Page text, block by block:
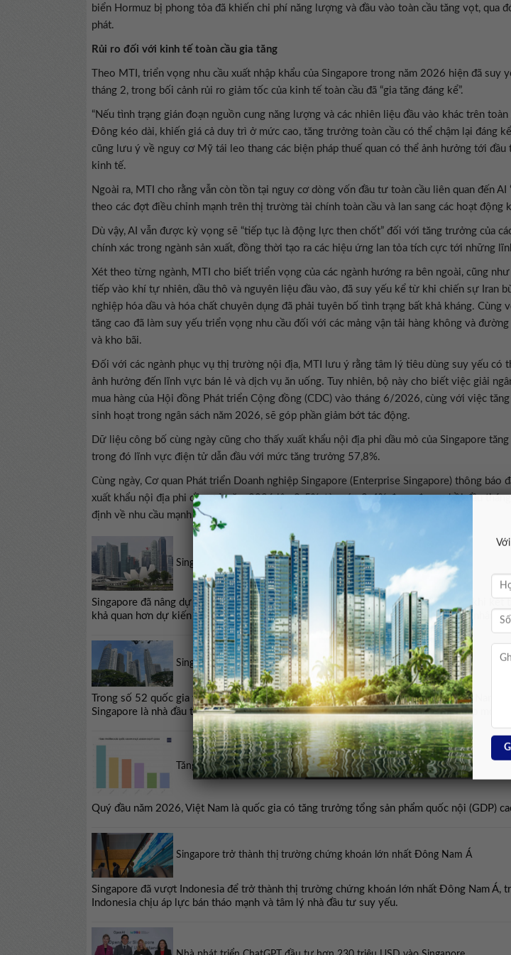
biển Hormuz bị phong tỏa đã khiến chi phí năng lượng và đầu vào toàn cầu tăng vọt, qua
phát.
Rủi ro đối với kinh tế toàn cầu gia tăng
Theo MTI, triển vọng nhu cầu xuất nhập khẩu của Singapore trong năm 2026 hiện đã suy
tháng 2, trong bối cảnh rủi ro giảm tốc của kinh tế toàn cầu đã “gia tăng đáng kể”.
“Nếu tình trạng gián đoạn nguồn cung năng lượng và các nhiên liệu đầu vào khác trên
Đông kéo dài, khiến giá cả duy trì ở mức cao, tăng trưởng toàn cầu có thể chậm lại đáng
cũng lưu ý về nguy cơ Mỹ tái leo thang các biện pháp thuế quan có thể ảnh hưởng tới
kinh tế.
Ngoài ra, MTI cho rằng vẫn còn tồn tại nguy cơ dòng vốn đầu tư toàn cầu liên quan đến AI
theo các đợt điều chỉnh mạnh trên thị trường tài chính toàn cầu và lan sang các hoạt động
Dù vậy, AI vẫn được kỳ vọng sẽ “tiếp tục là động lực then chốt” đối với tăng trưởng của
chính xác trong ngành sản xuất, đồng thời tạo ra các hiệu ứng lan tỏa tích cực tới những
Xét theo từng ngành, MTI cho biết triển vọng của các ngành hướng ra bên ngoài, cũng
tiếp vào khí tự nhiên, dầu thô và nguyên liệu đầu vào, đã suy yếu kể từ khi chiến sự Iran
nghiệp hóa dầu và hóa chất chuyên dụng đã phải tuyên bố tình trạng bất khả kháng. Cùng
tăng cao đã làm suy yếu triển vọng nhu cầu đối với các mảng vận tải hàng không và
và kho bãi.
Đối với các ngành phục vụ thị trường nội địa, MTI lưu ý rằng tâm lý tiêu dùng suy yếu có
ảnh hưởng đến lĩnh vực bán lẻ và dịch vụ ăn uống. Tuy nhiên, bộ này cho biết việc giải
mua hàng của Hội đồng Phát triển Cộng đồng (CDC) vào tháng 6/2026, cùng với việc
sinh hoạt trong ngân sách năm 2026, sẽ góp phần giảm bớt tác động.
Dữ liệu công bố cùng ngày cũng cho thấy xuất khẩu nội địa phi dầu mỏ của Singapore
trong đó lĩnh vực điện tử dẫn đầu với mức tăng trưởng 57,8%.
Cùng ngày, Cơ quan Phát triển Doanh nghiệp Singapore (Enterprise Singapore) thông báo
xuất khẩu nội địa phi dầu mỏ năm 2026 lên 3-5%, từ mức 2-4% được đưa ra hồi đầu
định về nhu cầu mạnh mẽ liên quan đến AI.
Singapore nâng dự báo tăng trưởng GDP năm 2026
Singapore đã nâng dự báo tăng trưởng cho năm 2026 lên mức từ 2% đến 4%, sau khi kết
khả quan hơn dự kiến nhờ động lực từ các lĩnh vực sản xuất, thương mại và trí tuệ nhân
Singapore dẫn đầu về vốn FDI đăng ký mới vào Việt Nam
Trong số 52 quốc gia và vùng lãnh thổ có dự án đầu tư được cấp phép mới tại Việt Nam
Singapore là nhà đầu tư lớn nhất với 5,32 tỷ USD, chiếm 52% tổng vốn đăng ký cấp mới.
Tăng trưởng kinh tế các quốc gia ASEAN-6 quý 1/2026
Quý đầu năm 2026, Việt Nam là quốc gia có tăng trưởng tổng sản phẩm quốc nội (GDP)
Singapore trở thành thị trường chứng khoán lớn nhất Đông Nam Á
Singapore đã vượt Indonesia để trở thành thị trường chứng khoán lớn nhất Đông Nam Á,
Indonesia chịu áp lực bán tháo mạnh và tâm lý nhà đầu tư suy yếu.